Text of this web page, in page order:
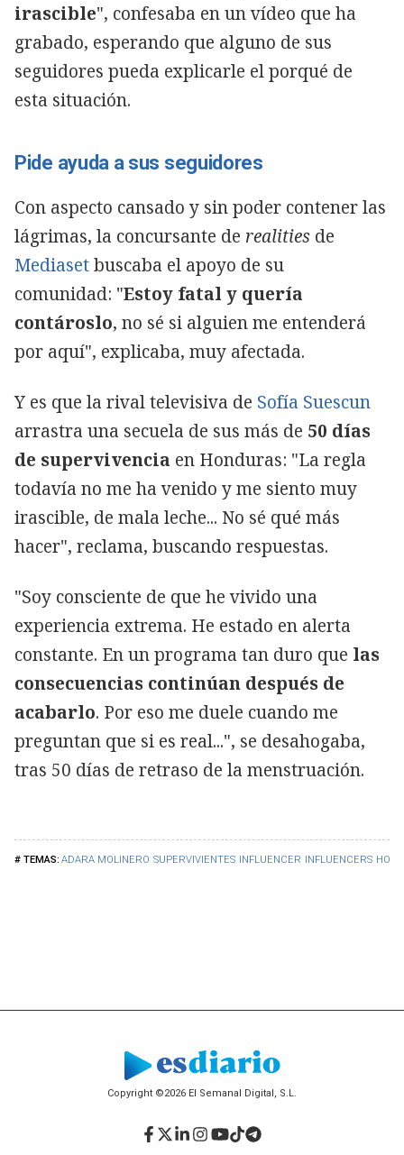
ADARA MOLINERO SUPERVIVIENTES INFLUENCER INFLUENCERS
irascible", confesaba en un vídeo que ha
grabado, esperando que alguno de sus
seguidores pueda explicarle el porqué de
esta situación.
Pide ayuda a sus seguidores
Con aspecto cansado y sin poder contener las
lágrimas, la concursante de realities de
Mediasetbuscaba el apoyo de su
comunidad: "Estoy fatal y quería
contároslo, no sé si alguien me entenderá
por aquí", explicaba, muy afectada.
Y es que la rival televisiva de Sofía Suescun
arrastra una secuela de sus más de 50 días
de supervivencia en Honduras: "La regla
todavía no me ha venido y me siento muy
irascible, de mala leche... No sé qué más
hacer", reclama, buscando respuestas.
"Soy consciente de que he vivido una
experiencia extrema. He estado en alerta
constante. En un programa tan duro que las
consecuencias continúan después de
acabarlo. Por eso me duele cuando me
preguntan que si es real...", se desahogaba,
tras 50 días de retraso de la menstruación.
Copyright ©2026 El Semanal Digital, S.L.
Facebook
Twitter
LinkedIn
Instagram
YouTube
TikTok
Telegram